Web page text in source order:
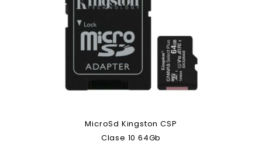
MicroSd Kingston CSP
Clase 10 64Gb